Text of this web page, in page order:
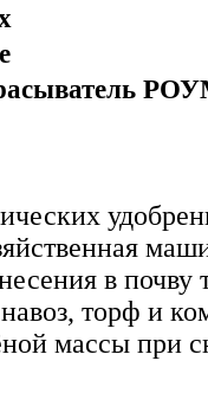
в почву
торф и
массы при